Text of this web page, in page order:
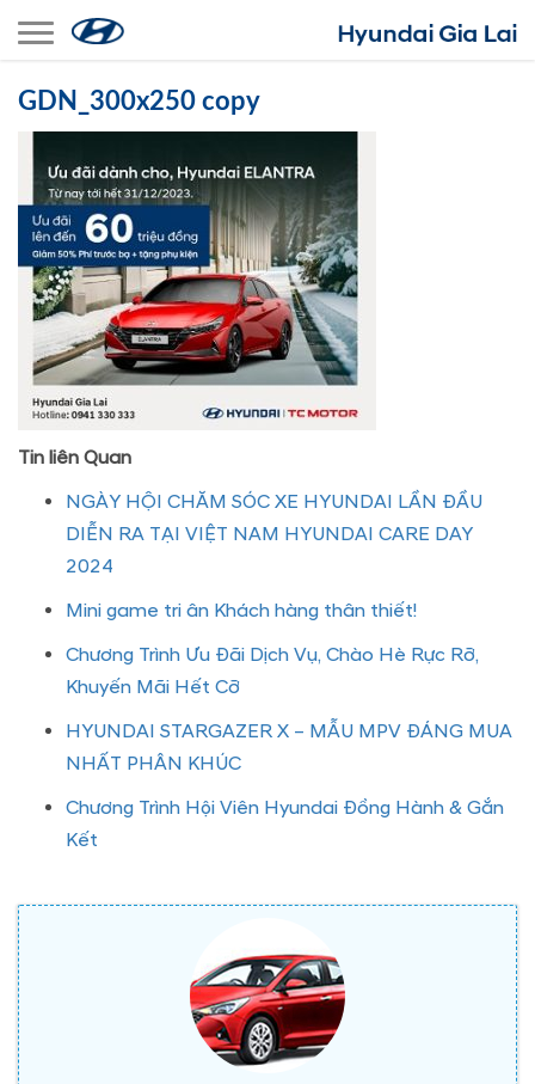
Toggle navigation
GDN_300x250 copy
Tin liên Quan
NGÀY HỘI CHĂM SÓC XE HYUNDAI LẦN ĐẦU
DIỄN RA TẠI VIỆT NAM HYUNDAI CARE DAY
2024
Mini game tri ân Khách hàng thân thiết!
Chương Trình Ưu Đãi Dịch Vụ, Chào Hè Rực Rỡ,
Khuyến Mãi Hết Cỡ
HYUNDAI STARGAZER X – MẪU MPV ĐÁNG MUA
NHẤT PHÂN KHÚC
Chương Trình Hội Viên Hyundai Đồng Hành & Gắn
Kết